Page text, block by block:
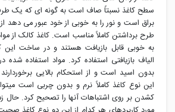
سطح کاغذ نسبتاً صاف است به گونه ای که یک
براق است و نور را به خوبی از خود عبور می دهد
طرح برداشتن کاملاً مناسب است. کاغذ کالک از
الیاف بازیافتی استفاده کرد. مواد استفاده شده
بدون اسید است و از استحکام بالایی
این نوع کاغذ کاملاً نرم و بدون چربی است
کشدن بر روی اشتباهات آنها را تصحیح کرد. حال